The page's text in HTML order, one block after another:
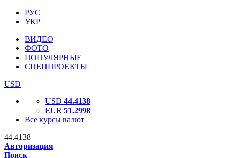
РУС
УКР
ВИДЕО
ФОТО
ПОПУЛЯРНЫЕ
СПЕЦПРОЕКТЫ
USD
USD 44.4138
EUR 51.2998
Все курсы валют
44.4138
Авторизация
Поиск